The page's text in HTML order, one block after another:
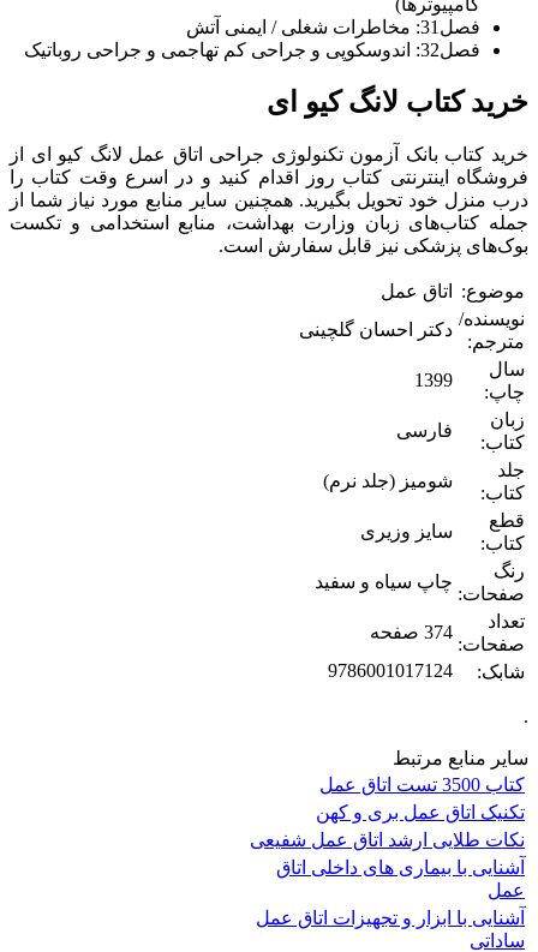
فصل31: مخاطرات شغلی / ایمنی آتش
فصل32: اندوسکوپی و جراحی کم تهاجمی و جراحی روباتیک
خرید کتاب لانگ کیو ای
خرید کتاب بانک آزمون تکنولوژی جراحی اتاق عمل لانگ کیو ای از
فروشگاه اینترنتی کتاب روز اقدام کنید و در اسرع وقت کتاب را
درب منزل خود تحویل بگیرید. همچنین سایر منابع مورد نیاز شما از
جمله کتاب‌های زبان وزارت بهداشت، منابع استخدامی و تکست
بوک‌های پزشکی نیز قابل سفارش است.
موضوع:
اتاق عمل
نویسنده/
مترجم:
دکتر احسان گلچینی
سال
چاپ:
1399
زبان
کتاب:
فارسی
جلد
کتاب:
شومیز (جلد نرم)
قطع
کتاب:
سایز وزیری
رنگ
صفحات:
چاپ سیاه و سفید
تعداد
صفحات:
374 صفحه
شابک:
9786001017124
.
سایر منابع مرتبط
کتاب 3500 تست اتاق عمل
تکنیک اتاق عمل بری و کهن
نکات طلایی ارشد اتاق عمل شفیعی
آشنایی با بیماری های داخلی اتاق
عمل
آشنایی با ابزار و تجهیزات اتاق عمل
ساداتی